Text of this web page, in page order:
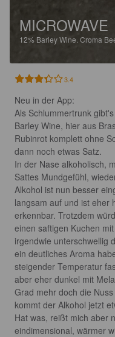
MICROWAVE
12% Barley Wine. Croma
3.4
Neu in der App:
Als Schlummertrunk
Barley Wine, hier aus
Rubinrot komplett ohne
dann noch etwas Satz.
In der Nase alkoholisch,
Sattes Mundgefühl,
Alkohol ist nun besser
langsam auf und ist eher
erkennbar. Trotzdem
einen saftigen Kuchen
irgendwie unterschwellig
ein deutliches Aroma
steigender Temperatur
aber eher dunkel mit
Grad mehr doch die
kommt der Alkohol jetzt
Hat was, reißt mich aber
eindimensional, wärmer